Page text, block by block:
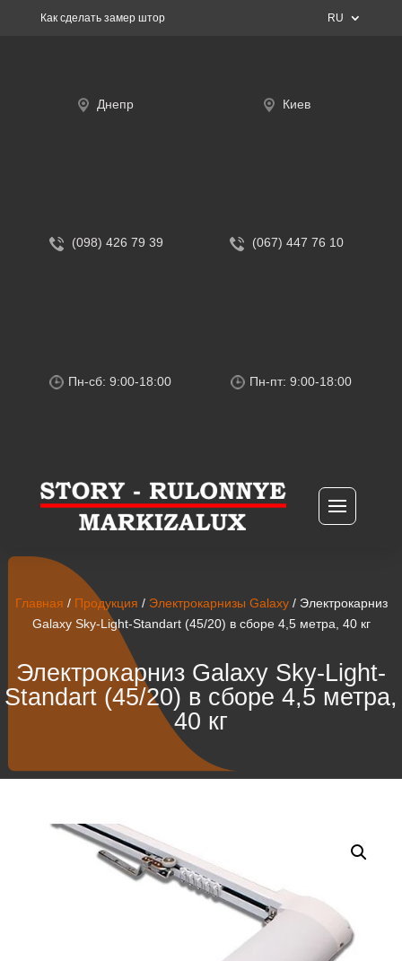
Как сделать замер штор RU
Днепр
(098) 426 79 39
Пн-сб: 9:00-18:00
Киев
(067) 447 76 10
Пн-пт: 9:00-18:00
Главная / Продукция / Электрокарнизы Galaxy/ Электрокарниз
Galaxy Sky-Light-Standart (45/20) в сборе 4,5 метра, 40 кг
Электрокарниз Galaxy Sky-Light-
Standart (45/20) в сборе 4,5 метра,
40 кг